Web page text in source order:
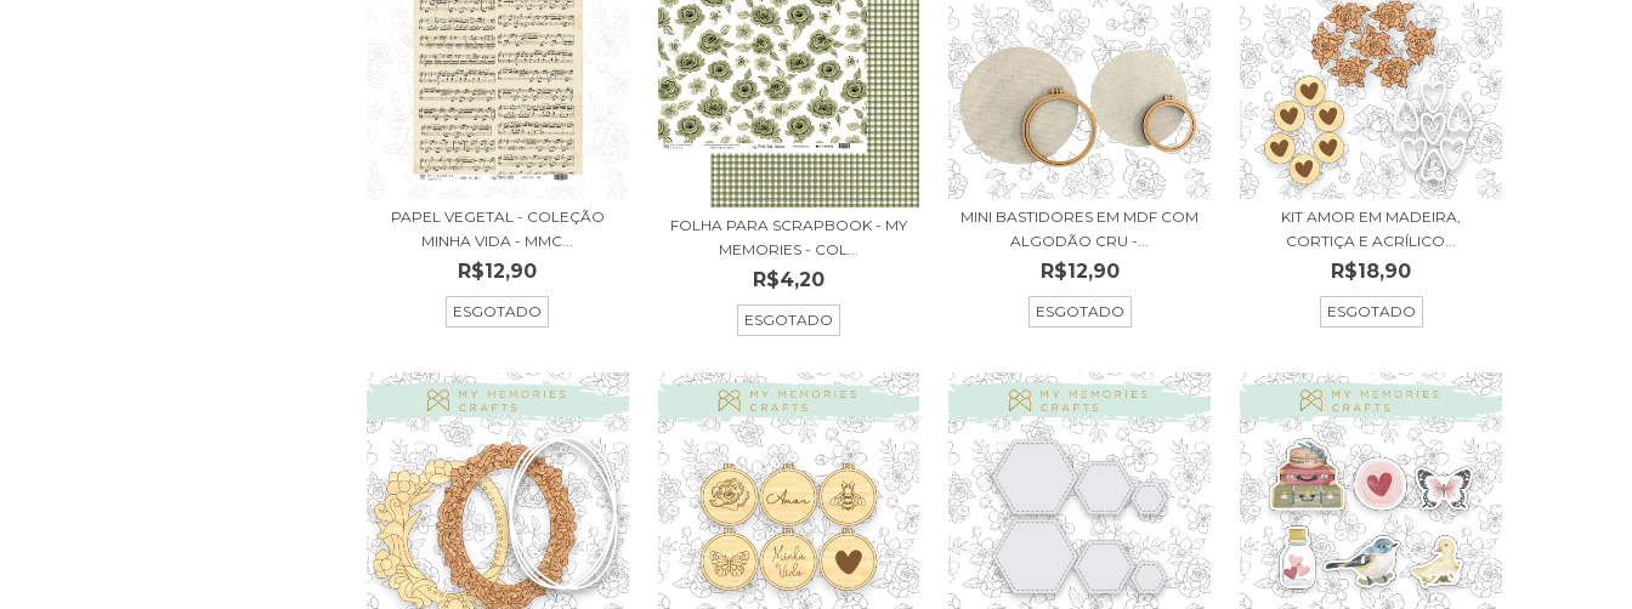
PAPEL VEGETAL - COLEÇÃO
MINHA VIDA - MMC...
R$12,90
ESGOTADO
FOLHA PARA SCRAPBOOK - MY
MEMORIES - COL...
R$4,20
ESGOTADO
MINI BASTIDORES EM MDF COM
ALGODÃO CRU -...
R$12,90
ESGOTADO
KIT AMOR EM MADEIRA,
CORTIÇA E ACRÍLICO...
R$18,90
ESGOTADO